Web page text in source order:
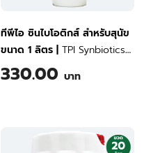
ทีพีไอ ซินไบโอติกส์ สำหรับสุนัข
ขนาด 1 ลิตร
TPI Synbiotics
for Dogs 1 Liter
330.00 บาท